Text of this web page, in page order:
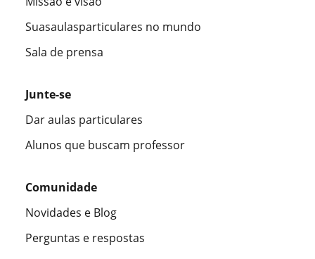
Suasaulasparticulares no mundo
Sala de prensa
Junte-se
Dar aulas particulares
Alunos que buscam professor
Comunidade
Novidades e Blog
Perguntas e respostas